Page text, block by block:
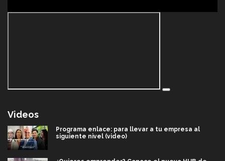
Videos
Programa enlace: para llevar a tu empresa al
siguiente nivel (video)